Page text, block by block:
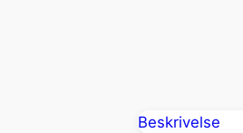
Beskrivelse